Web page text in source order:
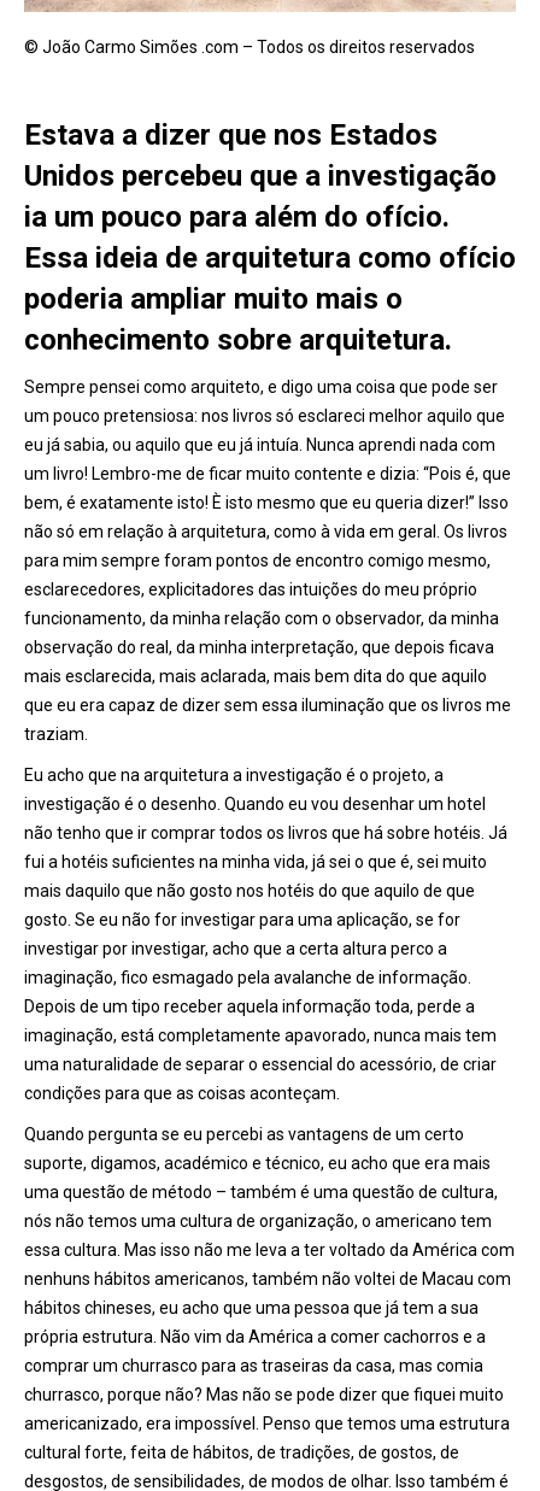
© João Carmo Simões .com – Todos os direitos reservados
Estava a dizer que nos Estados
Unidos percebeu que a investigação
ia um pouco para além do ofício.
Essa ideia de arquitetura como ofício
poderia ampliar muito mais o
conhecimento sobre arquitetura.
Sempre pensei como arquiteto, e digo uma coisa que pode ser
um pouco pretensiosa: nos livros só esclareci melhor aquilo que
eu já sabia, ou aquilo que eu já intuía. Nunca aprendi nada com
um livro! Lembro-me de ficar muito contente e dizia: “Pois é, que
bem, é exatamente isto! È isto mesmo que eu queria dizer!” Isso
não só em relação à arquitetura, como à vida em geral. Os livros
para mim sempre foram pontos de encontro comigo mesmo,
esclarecedores, explicitadores das intuições do meu próprio
funcionamento, da minha relação com o observador, da minha
observação do real, da minha interpretação, que depois ficava
mais esclarecida, mais aclarada, mais bem dita do que aquilo
que eu era capaz de dizer sem essa iluminação que os livros me
traziam.
Eu acho que na arquitetura a investigação é o projeto, a
investigação é o desenho. Quando eu vou desenhar um hotel
não tenho que ir comprar todos os livros que há sobre hotéis. Já
fui a hotéis suficientes na minha vida, já sei o que é, sei muito
mais daquilo que não gosto nos hotéis do que aquilo de que
gosto. Se eu não for investigar para uma aplicação, se for
investigar por investigar, acho que a certa altura perco a
imaginação, fico esmagado pela avalanche de informação.
Depois de um tipo receber aquela informação toda, perde a
imaginação, está completamente apavorado, nunca mais tem
uma naturalidade de separar o essencial do acessório, de criar
condições para que as coisas aconteçam.
Quando pergunta se eu percebi as vantagens de um certo
suporte, digamos, académico e técnico, eu acho que era mais
uma questão de método – também é uma questão de cultura,
nós não temos uma cultura de organização, o americano tem
essa cultura. Mas isso não me leva a ter voltado da América com
nenhuns hábitos americanos, também não voltei de Macau com
hábitos chineses, eu acho que uma pessoa que já tem a sua
própria estrutura. Não vim da América a comer cachorros e a
comprar um churrasco para as traseiras da casa, mas comia
churrasco, porque não? Mas não se pode dizer que fiquei muito
americanizado, era impossível. Penso que temos uma estrutura
cultural forte, feita de hábitos, de tradições, de gostos, de
desgostos, de sensibilidades, de modos de olhar. Isso também é